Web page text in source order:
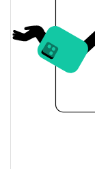
Volumen de
Historial de
Mínimo/